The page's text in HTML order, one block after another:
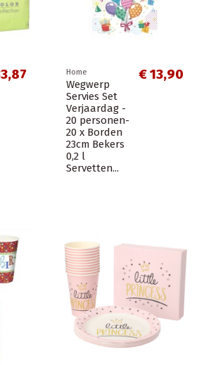
Home
Wegwerp
Servies Set
Verjaardag -
20 personen-
20 x Borden
23cm Bekers
0,2 l
Servetten...
€ 13,90